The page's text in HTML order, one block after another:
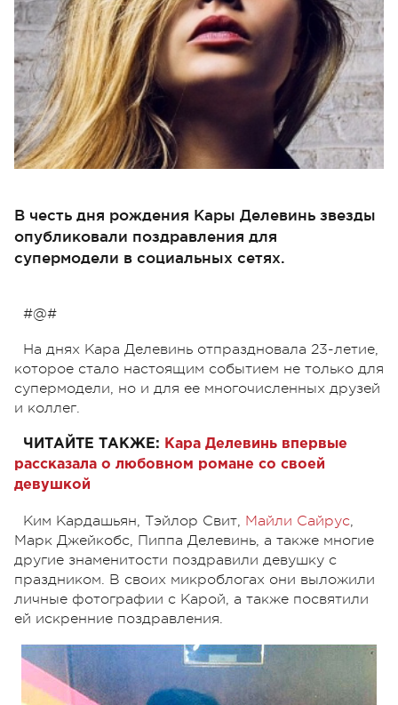
В честь дня рождения Кары Делевинь звезды
опубликовали поздравления для
супермодели в социальных сетях.
#@#
На днях Кара Делевинь отпраздновала 23-летие,
которое стало настоящим событием не только для
супермодели, но и для ее многочисленных друзей
и коллег.
ЧИТАЙТЕ ТАКЖЕ: Кара Делевинь впервые
рассказала о любовном романе со своей
девушкой
Ким Кардашьян, Тэйлор Свит, Майли Сайрус,
Марк Джейкобс, Пиппа Делевинь, а также многие
другие знаменитости поздравили девушку с
праздником. В своих микроблогах они выложили
личные фотографии с Карой, а также посвятили
ей искренние поздравления.